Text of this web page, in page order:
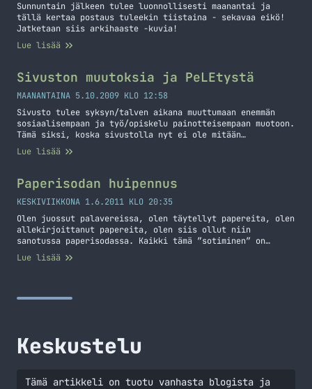
Sunnuntain jälkeen tulee luonnollisesti maanantai ja
tällä kertaa postaus tuleekin tiistaina - sekavaa eikö!
Jatketaan siis arkihaaste -kuvia!
Lue lisää
Sivuston muutoksia ja PeLEtystä
MAANANTAINA 5.10.2009 KLO 12:58
Sivusto tulee syksyn/talven aikana muuttumaan enemmän
sosiaalisempaan ja työ/opiskelu painotteisempaan muotoon.
Tämä siksi, koska sivustolla nyt ei ole mitään
varsinaista suuntaa ollut, noh blogi on ainut mikä
päivittyy aktiivisesti. Syy muutokseen on juuri alkanut
sivusto tulee olemaan oma PeLEni (Personal Learning
Enviroment PLE). Tänne sivustolle tulee… Jatka lukemista
Sivuston muutoksia ja PeLEtystä
Lue lisää
Paperisodan huipennus
KESKIVIIKKONA 1.6.2011 KLO 20:35
Olen juossut palavereissa, olen täytellyt papereita, olen
allekirjoittanut papereita, olen siis ollut niin
sanotussa paperisodassa. Kaikki tämä ”sotiminen” on
huipentunut siihen, että olemme saaneet perustettua
yrityksen ja sillä on jo Y-tunnus! Perustaminen on
niin ikään hakeneet starttirahaa ja alkaneet kasvattamaan
Lue lisää
Keskustelu
Tämä artikkeli on tuotu vanhasta blogista ja